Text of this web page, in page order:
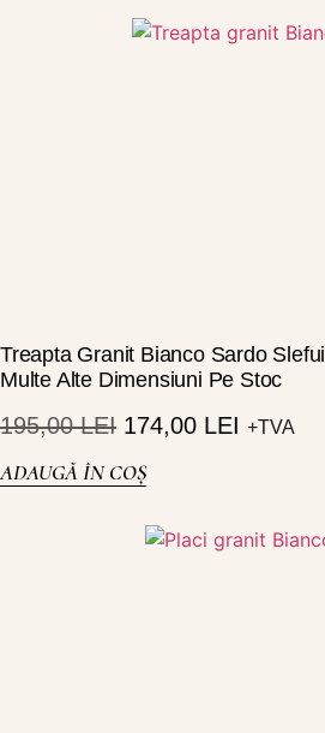
Treapta Granit Bianco Sardo
Multe Alte Dimensiuni Pe Stoc
195,00LEI 174,00 LEI +TVA
ADAUGĂ ÎN COȘ